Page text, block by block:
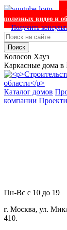
полезных видео и
Получить
Поиск
Колосов Хауз
Каркасные дома в
Каталог домов
компании
Пн-Вс с 10 до 19
г. Москва, ул.
410.